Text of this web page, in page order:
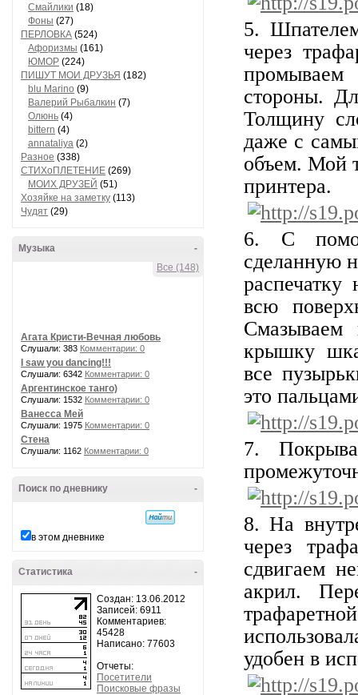
Смaйлики (18)
Фоны (27)
ПЕРЛОВКА (524)
Aфоризмы (161)
ЮМОР (224)
ПИШУТ МОИ ДРУЗЬЯ (182)
blu Marino (9)
Валерий Рыбалкин (7)
Олюнь (4)
bittern (4)
annataliya (2)
Разное (338)
СТИХоПЛЕТЕНИЕ (269)
МОИХ ДРУЗЕЙ (51)
Хозяйке на заметку (113)
Чудят (29)
-
Музыка
Все (148)
Агата Кристи-Вечная любовь
Слушали: 383 Комментарии: 0
I saw you dancing!!!
Слушали: 6342 Комментарии: 0
Аргентинское танго)
Слушали: 1532 Комментарии: 0
Ванесса Мей
Слушали: 1975 Комментарии: 0
Стена
Слушали: 1162 Комментарии: 0
-
Поиск по дневнику
в этом дневнике
-
Статистика
Создан: 13.06.2012
Записей: 6911
Комментариев:
45428
Написано: 77603
Отчеты:
Посетители
Поисковые фразы
5.
через
стороны.
Толщину
даже с
объем. Мой
принтера.
6. С
сделанную
всю
Смазываем
крышку
все
это
7.
8. На
через
сдвигаем
акрил.
удобен в